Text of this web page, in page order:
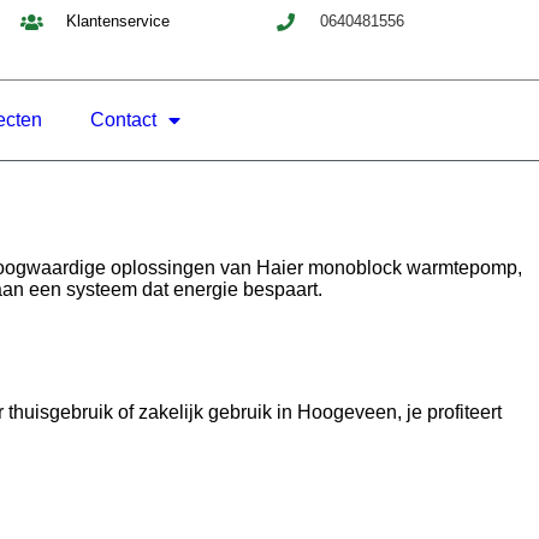
Klantenservice 0640481556
Contact
oplossingen van Haier monoblock warmtepomp,
een systeem dat energie bespaart.
of zakelijk gebruik in Hoogeveen, je profiteert